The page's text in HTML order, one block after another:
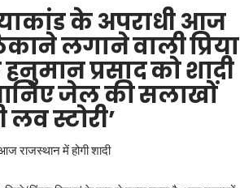
के अपराधी आज
लगाने वाली प्रिया
प्रसाद को शादी
जेल की सलाखों
स्टोरी’